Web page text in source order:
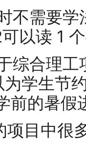
不需要
以读 1
综合理
为学生节
前的暑假
项目中很